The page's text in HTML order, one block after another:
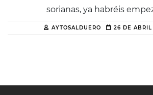
sorianas, ya habréis
AYTOSALDUERO 26 DE